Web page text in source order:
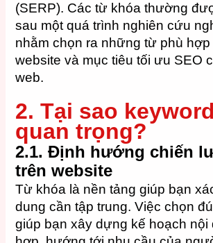
(SERP). Các từ khóa thường
sau một quá trình nghiên cứu
nhằm chọn ra những từ phù hợp
website và mục tiêu tối ưu SEO
web.
2. Tại sao
quan trọng?
2.1. Định hướng chiến
trên website
Từ khóa là nền tảng giúp bạn
dung cần tập trung. Việc chọn
giúp bạn xây dựng kế hoạch nội